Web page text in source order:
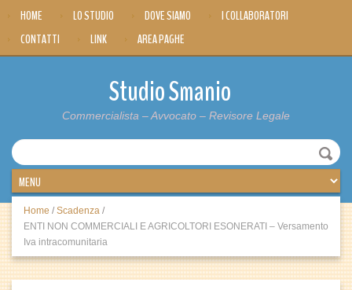
HOME LO STUDIO DOVE SIAMO
I COLLABORATORI
CONTATTI
LINK AREA PAGHE
Studio Smanio
Commercialista – Avvocato – Revisore Legale
Home / Scadenza /
ENTI NON COMMERCIALI E AGRICOLTORI ESONERATI – Versamento
Iva intracomunitaria